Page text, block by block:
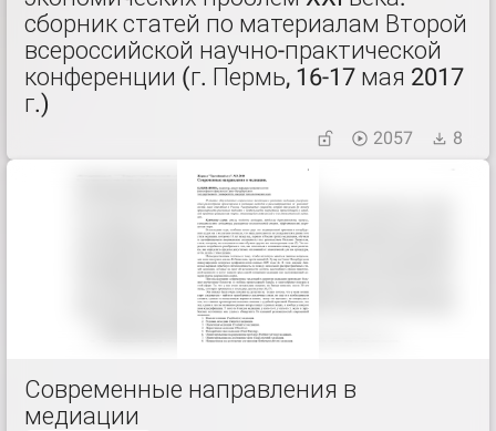
сборник статей по материалам Второй
всероссийской научно-практической
конференции (г. Пермь, 16-17 мая 2017
г.)
2057 8
Современные направления в
медиации